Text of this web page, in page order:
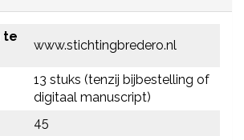
te
www.stichtingbredero.nl
13 stuks (tenzij bijbestelling of
digitaal manuscript)
45